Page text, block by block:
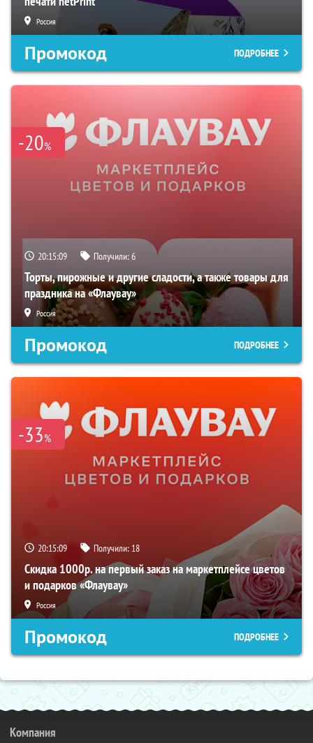
Россия
Промокод ПОДРОБНЕЕ
-20%
20:15:07 Получили:6
Торты, пирожные и другие сладости, а также товары для
праздника на «Флаувау»
Россия
Промокод ПОДРОБНЕЕ
-33%
20:15:07 Получили: 18
Скидка 1000р. на первый заказ на маркетплейсе цветов
и подарков «Флаувау»
Россия
Промокод ПОДРОБНЕЕ
Компания